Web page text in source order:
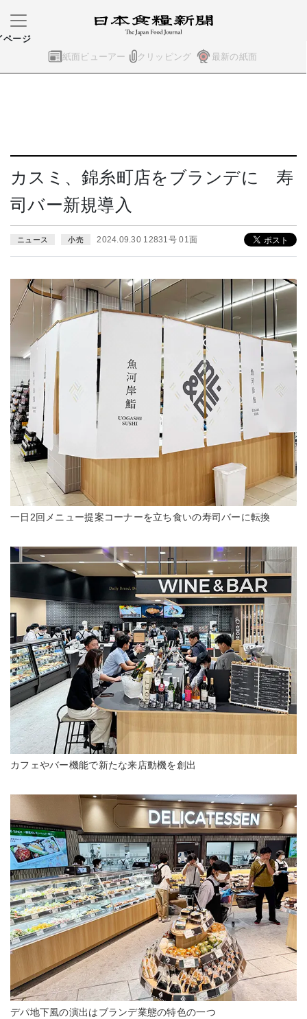
紙面ビューアー クリッピング 最新の紙面
ページ
カスミ、錦糸町店をブランデに 寿
司バー新規導入
ニュース 小売 2024.09.30 12831号 01面
一日2回メニュー提案コーナーを立ち食いの寿司バーに転換
カフェやバー機能で新たな来店動機を創出
デパ地下風の演出はブランデ業態の特色の一つ